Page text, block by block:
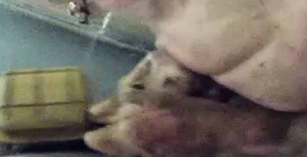
1. Fermons cet abattoir
2. Demandons un audit des
Pendant 14 jours, nos caméras ont filmé l'indicible: